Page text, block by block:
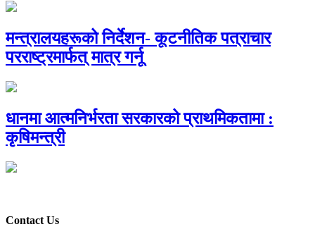
मन्त्रालयहरूको निर्देशन- कूटनीतिक पत्राचार
परराष्ट्रमार्फत् मात्र गर्नू
धानमा आत्मनिर्भरता सरकारको प्राथमिकतामा :
कृषिमन्त्री
Contact Us